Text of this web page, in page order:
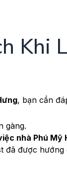
Khi
, bạn cần
gàng.
nhà Phú Mỹ
đã được hướng